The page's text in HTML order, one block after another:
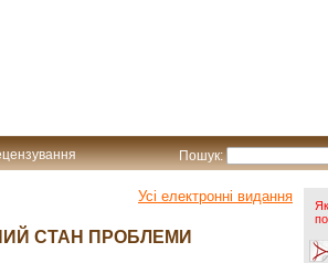
Пошук:
Усі електронні видання
СТАН ПРОБЛЕМИ